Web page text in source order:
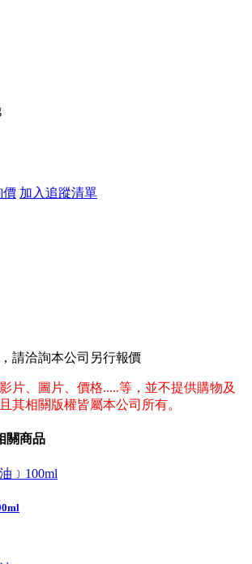
價 加入追蹤清單
請洽詢本公司另行報價
片、圖片、價格.....等，並不提供購物及
其相關版權皆屬本公司所有。
關商品